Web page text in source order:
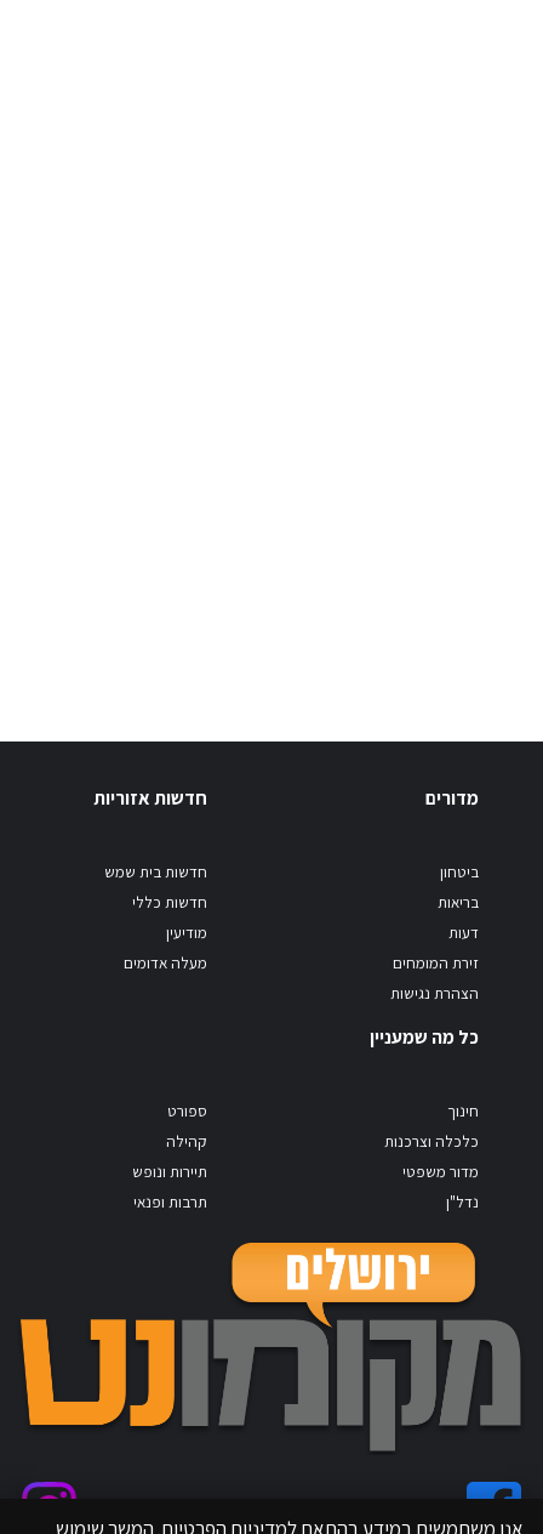
מדורים
ביטחון
בריאות
דעות
זירת המומחים
הצהרת נגישות
חדשות אזוריות
חדשות בית שמש
חדשות כללי
מודיעין
מעלה אדומים
כל מה שמעניין
חינוך
כלכלה וצרכנות
מדור משפטי
נדל"ן
ספורט
קהילה
תיירות ונופש
תרבות ופנאי